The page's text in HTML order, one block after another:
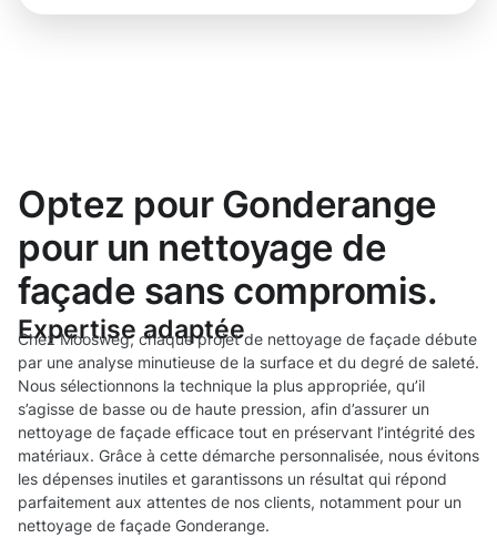
Optez pour Gonderange
pour un nettoyage de
façade sans compromis.
Expertise adaptée
Chez Moosweg, chaque projet de nettoyage de façade débute
par une analyse minutieuse de la surface et du degré de saleté.
Nous sélectionnons la technique la plus appropriée, qu’il
s’agisse de basse ou de haute pression, afin d’assurer un
nettoyage de façade efficace tout en préservant l’intégrité des
matériaux. Grâce à cette démarche personnalisée, nous évitons
les dépenses inutiles et garantissons un résultat qui répond
parfaitement aux attentes de nos clients, notamment pour un
nettoyage de façade Gonderange.